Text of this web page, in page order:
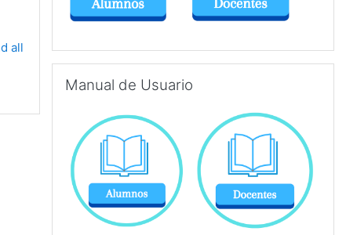
all
Manual de Usuario